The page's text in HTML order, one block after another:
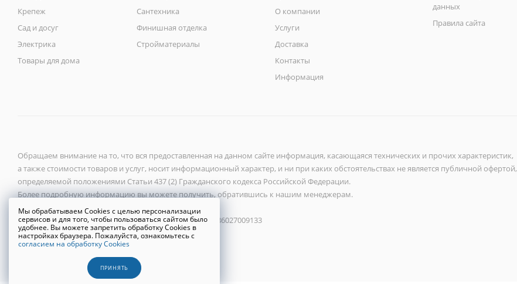
Крепеж
Сантехника
Сад и досуг
Финишная отделка
Электрика
Стройматериалы
Товары для дома
О компании
Услуги
Доставка
Контакты
Информация
данных
Правила сайта
Обращаем внимание на то, что вся предоставленная на данном сайте информация, касающаяся технических и прочих характеристик,
а также стоимости товаров и услуг, носит информационный характер, и ни при каких обстоятельствах не является публичной офертой,
определяемой положениями Статьи 437 (2) Гражданского кодекса Российской Федерации.
Более подробную информацию вы можете получить, обратившись к нашим менеджерам.
ООО «Новый город» 2026 ©, ИНН 6027118272, ОГРН 1086027009133
Политика конфиденциальности
Мы обрабатываем Cookies с целью персонализации
сервисов и для того, чтобы пользоваться сайтом было
удобнее. Вы можете запретить обработку Cookies в
настройках браузера. Пожалуйста, ознакомьтесь с
согласием на обработку Cookies
ПРИНЯТЬ